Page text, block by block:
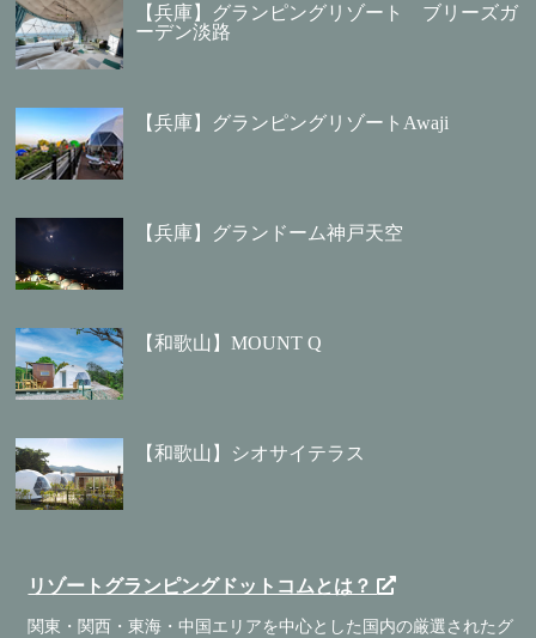
【兵庫】グランピングリゾート ブリーズガ
ーデン淡路
【兵庫】グランピングリゾートAwaji
【兵庫】グランドーム神戸天空
【和歌山】MOUNT Q
【和歌山】シオサイテラス
リゾートグランピングドットコムとは？
関東・関西・東海・中国エリアを中心とした国内の厳選されたグ